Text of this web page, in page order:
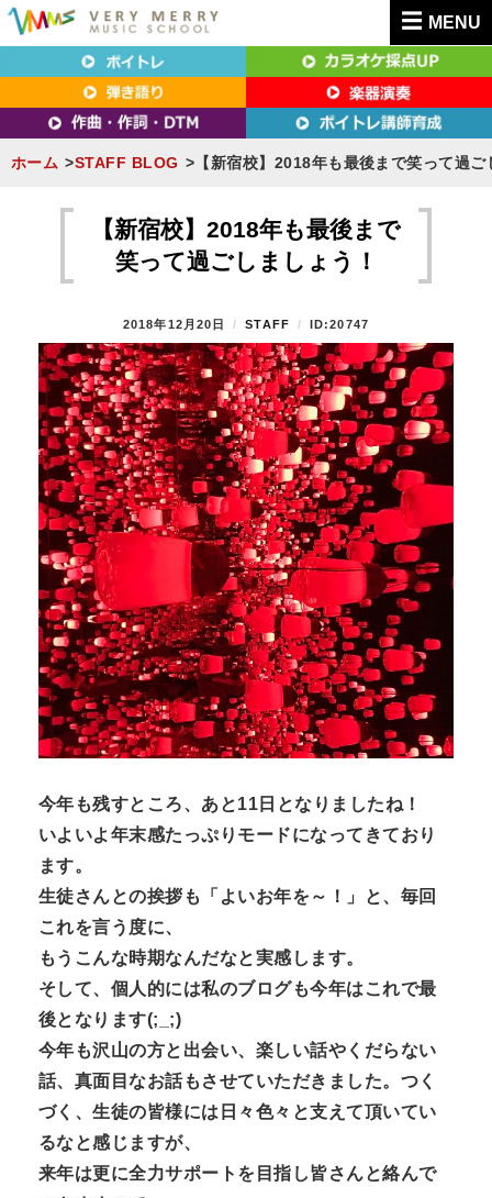
MENU
東京（新宿・八王子）・横浜・名古屋・京都で
「本気」になれるボイトレ教室｜VERY MERRY
MUSIC SCHOOL（ベリーメリー）
東京（新宿・八王子）・横浜・名古屋・京都で「本気」になれるボイトレ教室｜
VERY MERRY MUSIC SCHOOL（ベリーメリー）
ホーム STAFF BLOG 【新宿校】2018年も最後まで笑って過
【新宿校】2018年も最後まで
笑って過ごしましょう！
P
O
S
T
E
D
O
N
2018年12月20日
B
Y
STAFF ID:20747
今年も残すところ、あと11日となりましたね！
いよいよ年末感たっぷりモードになってきており
ます。
生徒さんとの挨拶も「よいお年を～！」と、毎回
これを言う度に、
もうこんな時期なんだなと実感します。
そして、個人的には私のブログも今年はこれで最
後となります(;_;)
今年も沢山の方と出会い、楽しい話やくだらない
話、真面目なお話もさせていただきました。つく
づく、生徒の皆様には日々色々と支えて頂いてい
るなと感じますが、
来年は更に全力サポートを目指し皆さんと絡んで